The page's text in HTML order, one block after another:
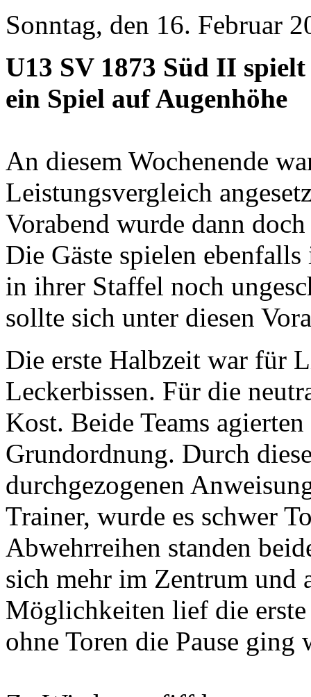
Sonntag, den 16. Februar
U13 SV 1873 Süd II
ein Spiel auf Augenhöhe
An diesem Wochenende
Leistungsvergleich
Vorabend wurde dann
Die Gäste spielen
in ihrer Staffel noch
sollte sich unter diesen
Die erste Halbzeit war für
Leckerbissen. Für die
Kost. Beide Teams
Grundordnung. Durch
durchgezogenen
Trainer, wurde es schwer
Abwehrreihen standen
sich mehr im Zentrum und
Möglichkeiten lief die
ohne Toren die Pause ging